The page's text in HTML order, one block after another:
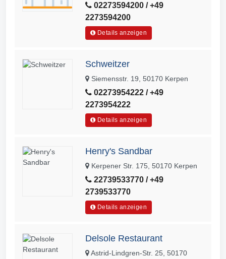
02273594200 / +49
2273594200
Details anzeigen
Schweitzer
Siemensstr. 19, 50170 Kerpen
02273954222 / +49
2273954222
Details anzeigen
Henry's Sandbar
Kerpener Str. 175, 50170 Kerpen
22739533770 / +49
2739533770
Details anzeigen
Delsole Restaurant
Astrid-Lindgren-Str. 25, 50170